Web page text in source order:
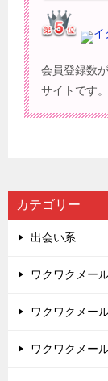
イ
会員登録数
サイトです。
カテゴリー
出会い系
ワクワクメー
ワクワクメー
ワクワクメー